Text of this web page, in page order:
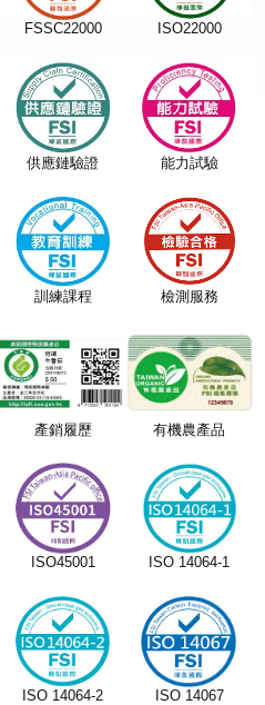
FSSC22000 ISO22000
供應鏈驗證 能力試驗
訓練課程 檢測服務
產銷履歷 有機農產品
ISO45001 ISO 14064-1
ISO 14064-2 ISO 14067